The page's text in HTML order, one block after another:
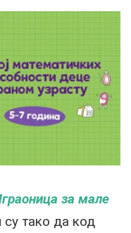
за мале
тако да код